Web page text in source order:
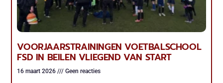
VOORJAARSTRAININGEN VOETBALSCHOOL
FSD IN BEILEN VLIEGEND VAN START
16 maart 2026 Geen reacties